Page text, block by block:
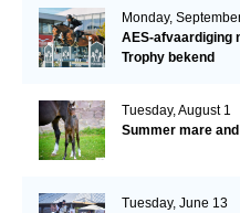
Monday,
AES-afvaardiging
Trophy bekend
Tuesday, August 1
Summer mare
Tuesday, June 13